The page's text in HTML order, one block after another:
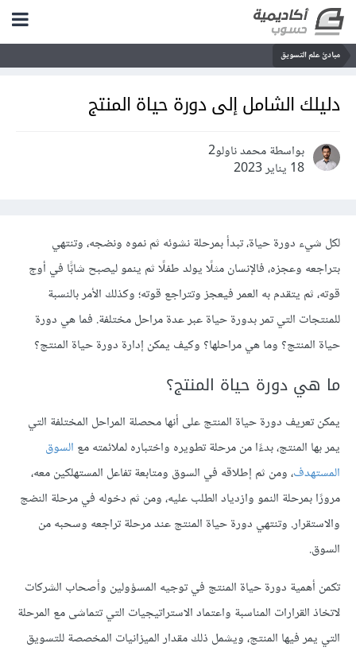
مبادئ علم التسويق
دليلك الشامل إلى دورة حياة المنتج
بواسطة محمد ناولو2
18 يناير 2023
لكل شيء دورة حياة، تبدأ بمرحلة نشوئه ثم نموه ونضجه، وتنتهي
بتراجعه وعجزه، فالإنسان مثلًا يولد طفلًا ثم ينمو ليصبح شابًّا في أوج
قوته، ثم يتقدم به العمر فيعجز وتتراجع قوته؛ وكذلك الأمر بالنسبة
للمنتجات التي تمر بدورة حياة عبر عدة مراحل مختلفة. فما هي دورة
حياة المنتج؟ وما هي مراحلها؟ وكيف يمكن إدارة دورة حياة المنتج؟
ما هي دورة حياة المنتج؟
يمكن تعريف دورة حياة المنتج على أنها محصلة المراحل المختلفة التي
يمر بها المنتج، بدءًا من مرحلة تطويره واختباره لملائمته مع السوق
المستهدف، ومن ثم إطلاقه في السوق ومتابعة تفاعل المستهلكين معه،
مرورًا بمرحلة النمو وازدياد الطلب عليه، ومن ثم دخوله في مرحلة النضج
والاستقرار. وتنتهي دورة حياة المنتج عند مرحلة تراجعه وسحبه من
السوق.
تكمن أهمية دورة حياة المنتج في توجيه المسؤولين وأصحاب الشركات
لاتخاذ القرارات المناسبة واعتماد الاستراتيجيات التي تتماشى مع المرحلة
التي يمر فيها المنتج، ويشمل ذلك مقدار الميزانيات المخصصة للتسويق